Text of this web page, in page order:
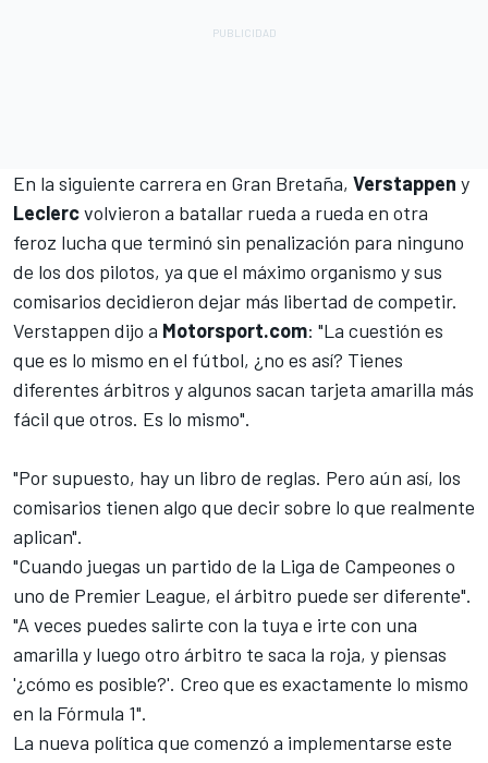
En la siguiente carrera en Gran Bretaña, Verstappen y
Leclercvolvieron a batallar rueda a rueda en otra
feroz lucha que terminó sin penalización para ninguno
de los dos pilotos, ya que el máximo organismo y sus
comisarios decidieron dejar más libertad de competir.
Verstappen dijo a Motorsport.com: "La cuestión es
que es lo mismo en el fútbol, ​​¿no es así? Tienes
diferentes árbitros y algunos sacan tarjeta amarilla más
fácil que otros. Es lo mismo".
"Por supuesto, hay un libro de reglas. Pero aún así, los
comisarios tienen algo que decir sobre lo que realmente
aplican".
"Cuando juegas un partido de la Liga de Campeones o
uno de Premier League, el árbitro puede ser diferente".
"A veces puedes salirte con la tuya e irte con una
amarilla y luego otro árbitro te saca la roja, y piensas
'¿cómo es posible?'. Creo que es exactamente lo mismo
en la Fórmula 1".
La nueva política que comenzó a implementarse este